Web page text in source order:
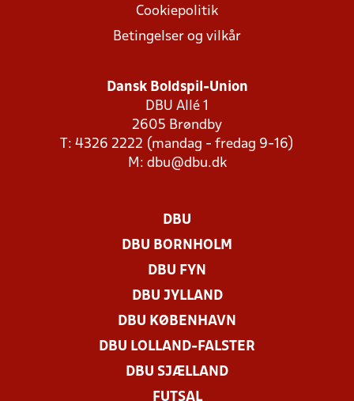
Cookiepolitik
Betingelser og vilkår
Dansk Boldspil-Union
DBU Allé 1
2605 Brøndby
T: 4326 2222 (mandag - fredag 9-16)
M: dbu@dbu.dk
DBU
DBU BORNHOLM
DBU FYN
DBU JYLLAND
DBU KØBENHAVN
DBU LOLLAND-FALSTER
DBU SJÆLLAND
FUTSAL